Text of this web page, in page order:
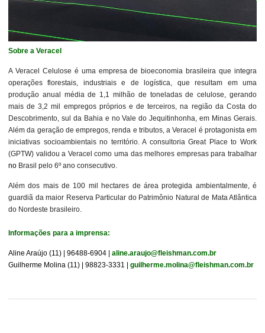
Sobre a Veracel
A Veracel Celulose é uma empresa de bioeconomia brasileira que integra
operações florestais, industriais e de logística, que resultam em uma
produção anual média de 1,1 milhão de toneladas de celulose, gerando
mais de 3,2 mil empregos próprios e de terceiros, na região da Costa do
Descobrimento, sul da Bahia e no Vale do Jequitinhonha, em Minas Gerais.
Além da geração de empregos, renda e tributos, a Veracel é protagonista em
iniciativas socioambientais no território. A consultoria Great Place to Work
(GPTW) validou a Veracel como uma das melhores empresas para trabalhar
no Brasil pelo 6º ano consecutivo.
Além dos mais de 100 mil hectares de área protegida ambientalmente, é
guardiã da maior Reserva Particular do Patrimônio Natural de Mata Atlântica
do Nordeste brasileiro.
Informações para a imprensa:
Aline Araújo (11) | 96488-6904 | aline.araujo@fleishman.com.br
Guilherme Molina (11) | 98823-3331 | guilherme.molina@fleishman.com.br